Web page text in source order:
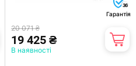
36
Гарантія
20 071 ₴
19 425 ₴
В наявності